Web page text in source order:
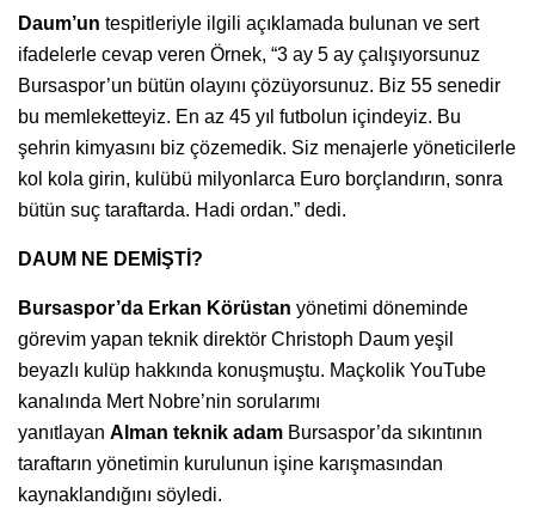
Daum’un tespitleriyle ilgili açıklamada bulunan ve sert
ifadelerle cevap veren Örnek, “3 ay 5 ay çalışıyorsunuz
Bursaspor’un bütün olayını çözüyorsunuz. Biz 55 senedir
bu memleketteyiz. En az 45 yıl futbolun içindeyiz. Bu
şehrin kimyasını biz çözemedik. Siz menajerle yöneticilerle
kol kola girin, kulübü milyonlarca Euro borçlandırın, sonra
bütün suç taraftarda. Hadi ordan.” dedi.
DAUM NE DEMİŞTİ?
Bursaspor’da Erkan Körüstan yönetimi döneminde
görevim yapan teknik direktör Christoph Daum yeşil
beyazlı kulüp hakkında konuşmuştu. Maçkolik YouTube
kanalında Mert Nobre’nin sorularımı
yanıtlayan Alman teknik adam Bursaspor’da sıkıntının
taraftarın yönetimin kurulunun işine karışmasından
kaynaklandığını söyledi.